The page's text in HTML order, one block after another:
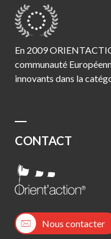
En 2009
communauté
innovants dans la
CONTACT
Nous contacter